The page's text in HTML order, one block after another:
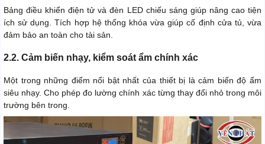
Bảng điều khiển điện tử và đèn LED chiếu sáng giúp nâng cao tiện
ích sử dụng. Tích hợp hệ thống khóa vừa giúp cố định cửa tủ, vừa
đảm bảo an toàn cho tài sản.
2.2. Cảm biến nhạy, kiểm soát ẩm chính xác
Một trong những điểm nổi bật nhất của thiết bị là cảm biến độ ẩm
siêu nhạy. Cho phép đo lường chính xác từng thay đổi nhỏ trong môi
trường bên trong.